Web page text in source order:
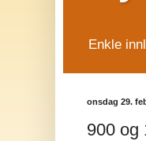
Enkle
onsdag 29.
900 og